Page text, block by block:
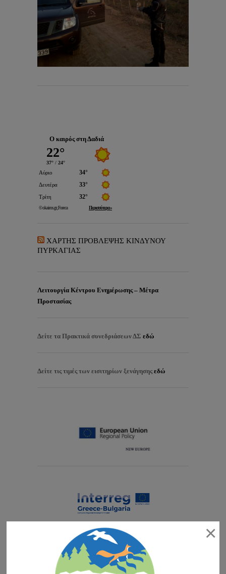
Ο καιρός στη Δαδιά
ΧΑΡΤΗΣ ΠΡΟΒΛΕΨΗΣ ΚΙΝΔΥΝΟΥ
ΠΥΡΚΑΓΙΑΣ
Λειτουργία Κέντρου Ενημέρωσης – Μέτρα
Προστασίας
Δείτε τα Πρακτικά συνεδριάσεων ΔΣ εδώ
Δείτε τις τιμές των εισιτηρίων ξενάγησης εδώ
×